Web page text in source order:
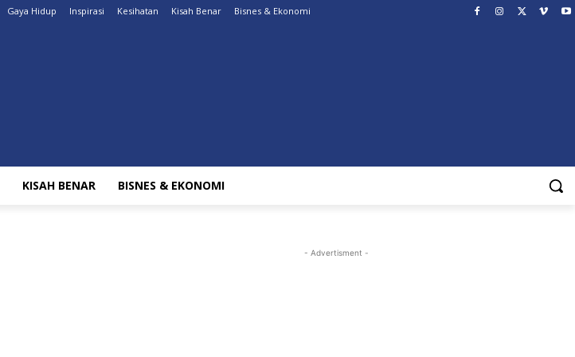
Gaya Hidup Inspirasi Kesihatan Kisah Benar Bisnes & Ekonomi
KISAH BENAR BISNES & EKONOMI
- Advertisment -